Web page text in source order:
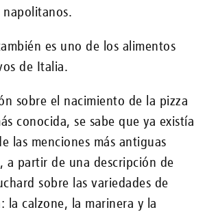
es uno de los alimentos
de Italia.
sobre el nacimiento de la pizza
conocida, se sabe que ya existía
las menciones más antiguas
a partir de una descripción de
sobre las variedades de
la calzone, la marinera y la